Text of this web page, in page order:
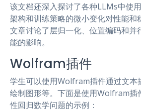
该文档还深入探讨了各种LLMs中使
架构和训练策略的微小变化对性能和
文章讨论了层归一化、位置编码和并
能的影响。
Wolfram插件
学生可以使用Wolfram插件通过文本
绘制图形等。下面是使用Wolfram插
性回归数学问题的示例：